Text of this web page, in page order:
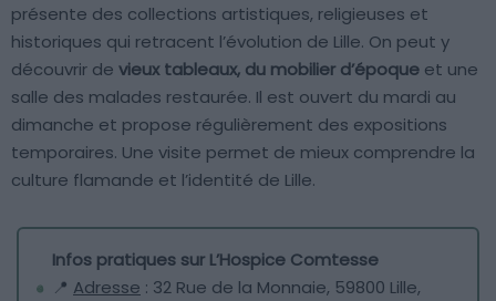
présente des collections artistiques, religieuses et
historiques qui retracent l’évolution de Lille. On peut y
découvrir de vieux tableaux, du mobilier d’époque et une
salle des malades restaurée. Il est ouvert du mardi au
dimanche et propose régulièrement des expositions
temporaires. Une visite permet de mieux comprendre la
culture flamande et l’identité de Lille.
Infos pratiques sur L’Hospice Comtesse
📍 Adresse : 32 Rue de la Monnaie, 59800 Lille,